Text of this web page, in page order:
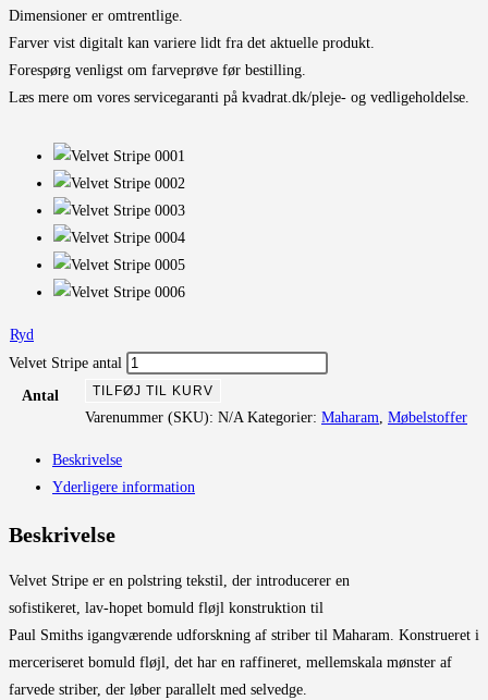
Dimensioner er omtrentlige.
Farver vist digitalt kan variere lidt fra det aktuelle produkt.
Forespørg venligst om farveprøve før bestilling.
Læs mere om vores servicegaranti på kvadrat.dk/pleje- og vedligeholdelse.
Ryd
Velvet Stripe antal
Antal
TILFØJ TIL KURV
Varenummer (SKU): N/A Kategorier: Maharam Møbelstoffer
Beskrivelse
Yderligere information
Beskrivelse
Velvet Stripe er en polstring tekstil, der introducerer en
sofistikeret, lav-hopet bomuld fløjl konstruktion til
Paul Smiths igangværende udforskning af striber til Maharam. Konstrueret i
merceriseret bomuld fløjl, det har en raffineret, mellemskala mønster af
farvede striber, der løber parallelt med selvedge.